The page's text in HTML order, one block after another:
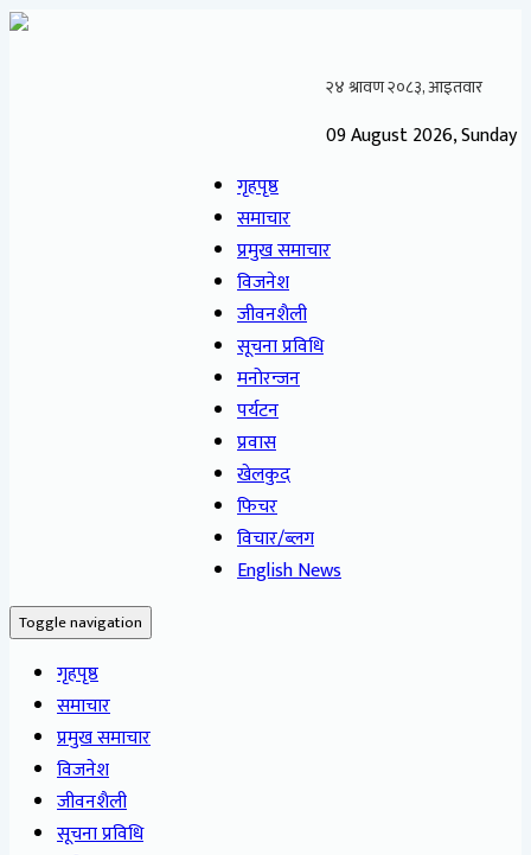
09 August 2026, Sunday
गृहपृष्ठ
समाचार
प्रमुख समाचार
विजनेश
जीवनशैली
सूचना प्रविधि
मनोरन्जन
पर्यटन
प्रवास
खेलकुद
फिचर
विचार/ब्लग
English News
Toggle navigation
गृहपृष्ठ
समाचार
प्रमुख समाचार
विजनेश
जीवनशैली
सूचना प्रविधि